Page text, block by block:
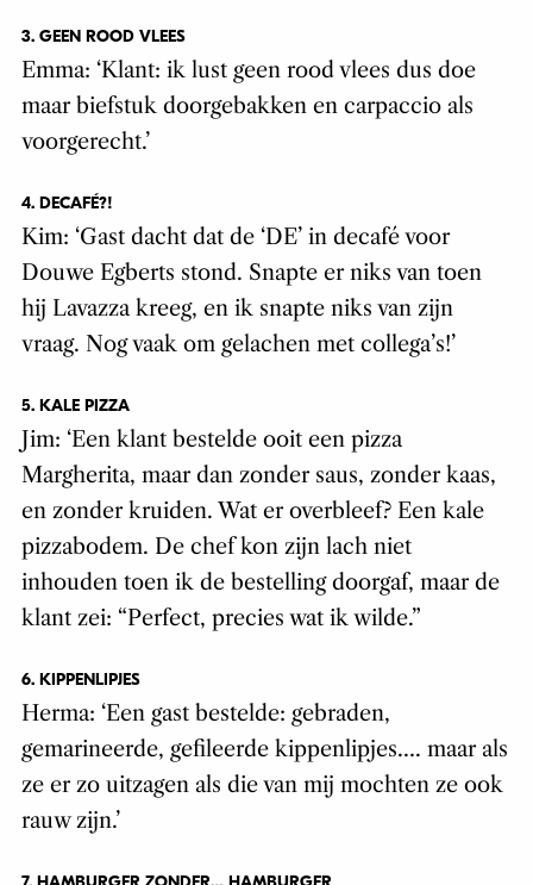
3. GEEN ROOD VLEES
Emma: ‘Klant: ik lust geen rood vlees dus doe
maar biefstuk doorgebakken en carpaccio als
voorgerecht.’
4. DECAFÉ?!
Kim: ‘Gast dacht dat de ‘DE’ in decafé voor
Douwe Egberts stond. Snapte er niks van toen
hij Lavazza kreeg, en ik snapte niks van zijn
vraag. Nog vaak om gelachen met collega’s!’
5. KALE PIZZA
Jim: ‘Een klant bestelde ooit een pizza
Margherita, maar dan zonder saus, zonder kaas,
en zonder kruiden. Wat er overbleef? Een kale
pizzabodem. De chef kon zijn lach niet
inhouden toen ik de bestelling doorgaf, maar de
klant zei: “Perfect, precies wat ik wilde.”
6. KIPPENLIPJES
Herma: ‘Een gast bestelde: gebraden,
gemarineerde, gefileerde kippenlipjes…. maar als
ze er zo uitzagen als die van mij mochten ze ook
rauw zijn.’